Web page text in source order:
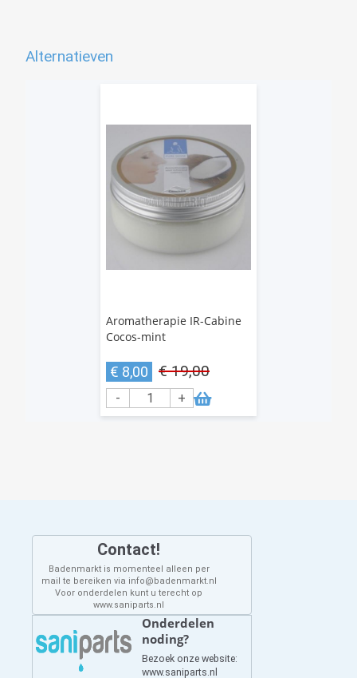
Alternatieven
Aromatherapie IR-Cabine
Cocos-mint
€ 8,00 € 19,00
- +
Contact!
Badenmarkt is momenteel alleen per
mail te bereiken via info@badenmarkt.nl
Voor onderdelen kunt u terecht op
www.saniparts.nl
Onderdelen
noding?
Bezoek onze website:
www.saniparts.nl